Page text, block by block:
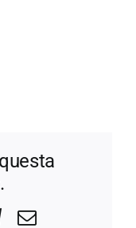
Telegram
Correo